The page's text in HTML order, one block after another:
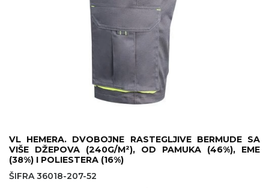
ŠIBICA
JAKNE I PRSLUCI
VL HEMERA. DVOBOJNE RASTEGLJIVE BERMUDE SA
VIŠE DŽEPOVA (240G/M²), OD PAMUKA (46%), EME
(38%) I POLIESTERA (16%)
ŠIFRA 36018-207-52